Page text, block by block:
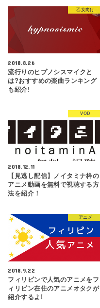
乙女向け
2018.8.26
流行りのヒプノシスマイクと
は?おすすめの楽曲ランキング
も紹介!
VOD
2018.12.11
【見逃し配信】ノイタミナ枠の
アニメ動画を無料で視聴する方
法を紹介！
アニメ
2018.9.22
フィリピンで人気のアニメをフ
ィリピン在住のアニメオタクが
紹介するよ!